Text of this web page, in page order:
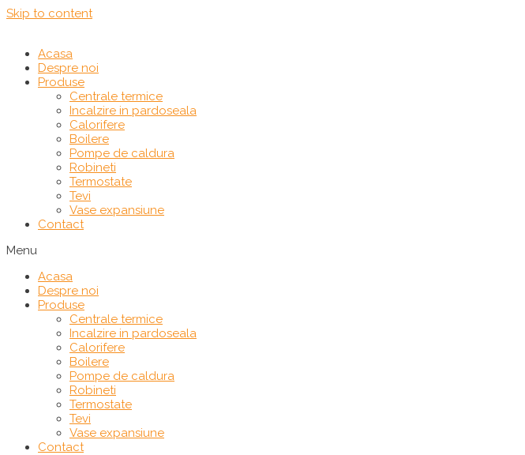
Skip to content
Acasa
Despre noi
Produse
Centrale termice
Incalzire in pardoseala
Calorifere
Boilere
Pompe de caldura
Robineti
Termostate
Tevi
Vase expansiune
Contact
Menu
Acasa
Despre noi
Produse
Centrale termice
Incalzire in pardoseala
Calorifere
Boilere
Pompe de caldura
Robineti
Termostate
Tevi
Vase expansiune
Contact